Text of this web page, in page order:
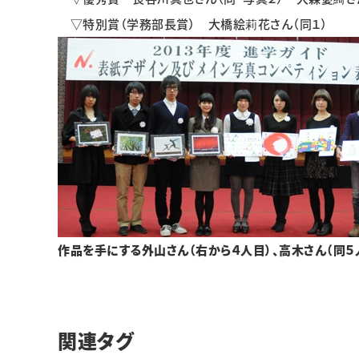
▽特別賞（学務部長賞） 大橋絵莉花さん（同１）
作品を手にする外山さん（右から４人目）、高木さん（同５
関連タグ